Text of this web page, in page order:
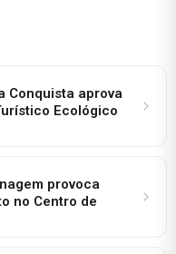
Conquista aprova
Ecológico
provoca
no Centro de